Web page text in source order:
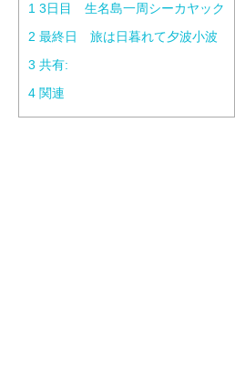
1 3日目 生名島一周シーカヤック
2 最終日 旅は日暮れて夕波小波
3 共有:
4 関連